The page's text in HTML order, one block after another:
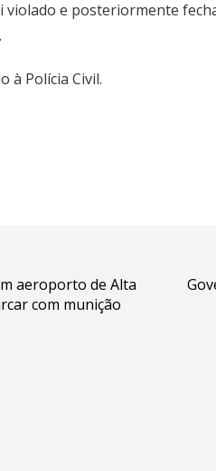
e posteriormente
à Polícia Civil.
aeroporto de Alta
com munição